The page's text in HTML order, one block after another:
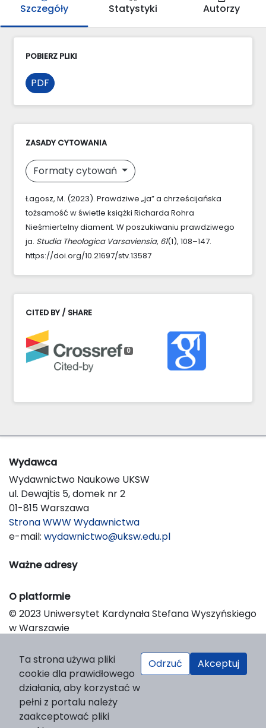
Szczegóły Statystyki Autorzy
POBIERZ PLIKI
PDF
ZASADY CYTOWANIA
Formaty cytowań
Łagosz, M. (2023). Prawdziwe „ja” a chrześcijańska
tożsamość w świetle książki Richarda Rohra
Nieśmiertelny diament. W poszukiwaniu prawdziwego
ja. Studia Theologica Varsaviensia, 61(1), 108–147.
https://doi.org/10.21697/stv.13587
CITED BY / SHARE
0
Wydawca
Wydawnictwo Naukowe UKSW
ul. Dewajtis 5, domek nr 2
01-815 Warszawa
Strona WWW Wydawnictwa
e-mail: wydawnictwo@uksw.edu.pl
Ważne adresy
O platformie
© 2023 Uniwersytet Kardynała Stefana Wyszyńskiego
w Warszawie
Platform & Workflow by OJS/PKP
Ta strona używa pliki
cookie dla prawidłowego
działania, aby korzystać w
pełni z portalu należy
zaakceptować pliki
Odrzuć Akceptuj